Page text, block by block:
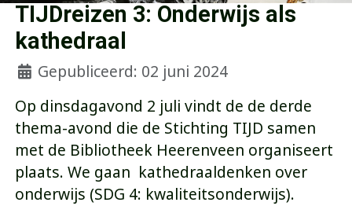
TIJDreizen 3: Onderwijs als
kathedraal
Gepubliceerd: 02 juni 2024
Op dinsdagavond 2 juli vindt de de derde
thema-avond die de Stichting TIJD samen
met de Bibliotheek Heerenveen organiseert
plaats. We gaan kathedraaldenken over
onderwijs (SDG 4: kwaliteitsonderwijs).